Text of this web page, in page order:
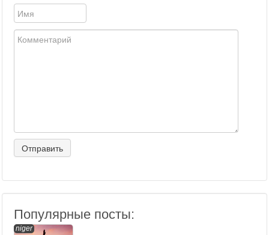
Популярные посты:
niger